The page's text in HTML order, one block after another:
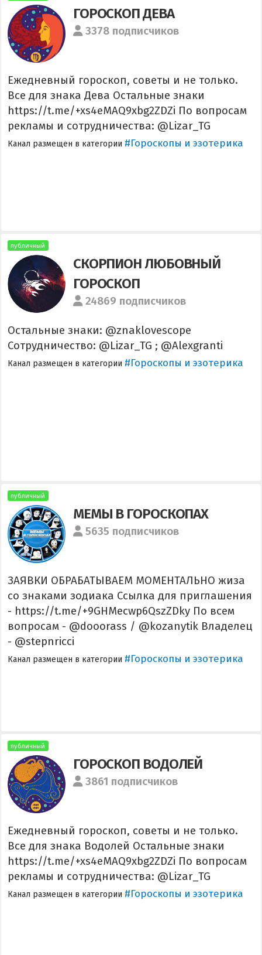
ГОРОСКОП ДЕВА
3378 подписчиков
Ежедневный гороскоп, советы и не только.
Все для знака Дева Остальные знаки
https://t.me/+xs4eMAQ9xbg2ZDZi По вопросам
рекламы и сотрудничества: @Lizar_TG
Канал размещен в категории #Гороскопы и эзотерика
публичный
СКОРПИОН ЛЮБОВНЫЙ
ГОРОСКОП
24869 подписчиков
Остальные знаки: @znaklovescope
Сотрудничество: @Lizar_TG ; @Alexgranti
Канал размещен в категории #Гороскопы и эзотерика
публичный
МЕМЫ В ГОРОСКОПАХ
5635 подписчиков
ЗАЯВКИ ОБРАБАТЫВАЕМ МОМЕНТАЛЬНО жиза
со знаками зодиака Ссылка для приглашения
- https://t.me/+9GHMecwp6QszZDky По всем
вопросам - @dooorass / @kozanytik Владелец
- @stepnricci
Канал размещен в категории #Гороскопы и эзотерика
публичный
ГОРОСКОП ВОДОЛЕЙ
3861 подписчиков
Ежедневный гороскоп, советы и не только.
Все для знака Водолей Остальные знаки
https://t.me/+xs4eMAQ9xbg2ZDZi По вопросам
рекламы и сотрудничества: @Lizar_TG
Канал размещен в категории #Гороскопы и эзотерика